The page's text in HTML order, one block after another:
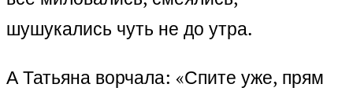
шушукались чуть не до утра.
А Татьяна ворчала: «Спите уже, прям